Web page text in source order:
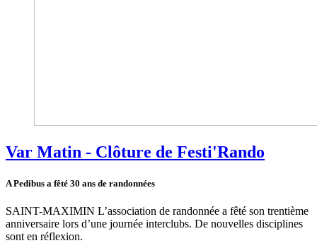
Var Matin - Clôture de Festi'Rando
A Pedibus a fêté 30 ans de randonnées
SAINT-MAXIMIN L’association de randonnée a fêté son trentième
anniversaire lors d’une journée interclubs. De nouvelles disciplines
sont en réflexion.